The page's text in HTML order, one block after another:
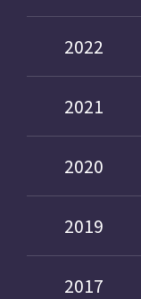
2022
2021
2020
2019
2017